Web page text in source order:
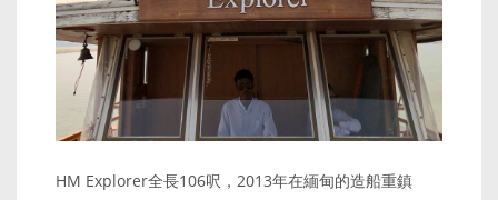
HM Explorer全長106呎，2013年在緬甸的造船重鎮